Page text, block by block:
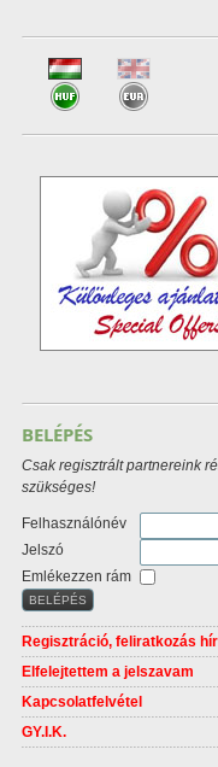
BELÉPÉS
Csak regisztrált partnereink
szükséges!
Felhasználónév
Jelszó
Emlékezzen rám
Regisztráció, feliratkozás
Elfelejtettem a jelszavam
Kapcsolatfelvétel
GY.I.K.